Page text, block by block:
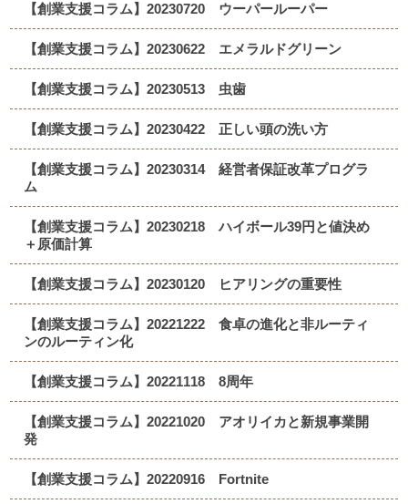
【創業支援コラム】20230720 ウーパールーパー
【創業支援コラム】20230622 エメラルドグリーン
【創業支援コラム】20230513 虫歯
【創業支援コラム】20230422 正しい頭の洗い方
【創業支援コラム】20230314 経営者保証改革プログラ
ム
【創業支援コラム】20230218 ハイボール39円と値決め
＋原価計算
【創業支援コラム】20230120 ヒアリングの重要性
【創業支援コラム】20221222 食卓の進化と非ルーティ
ンのルーティン化
【創業支援コラム】20221118 8周年
【創業支援コラム】20221020 アオリイカと新規事業開
発
【創業支援コラム】20220916 Fortnite